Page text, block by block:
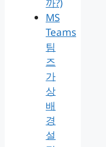
까?)
MS
Teams
팀
즈
가
상
배
경
설